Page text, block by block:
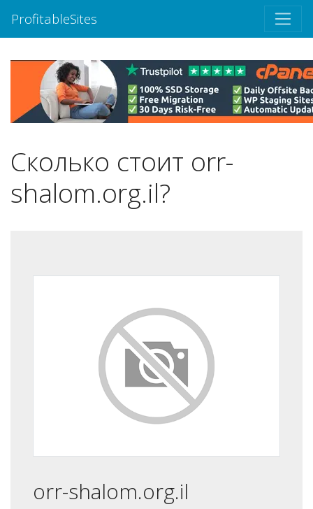
ProfitableSites
Сколько стоит orr-
shalom.org.il?
orr-shalom.org.il